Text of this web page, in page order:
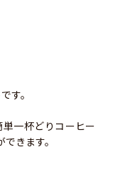
す。
一杯どりコーヒー
きます。